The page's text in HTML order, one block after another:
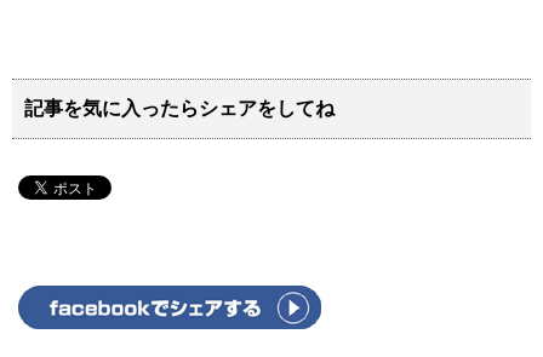
記事を気に入ったらシェアをしてね